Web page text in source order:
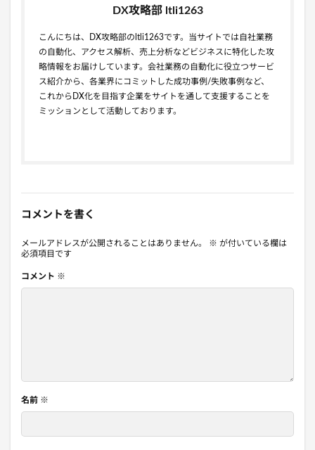
DX攻略部 ltli1263
こんにちは、DX攻略部のltli1263です。当サイトでは自社業務
の自動化、アクセス解析、売上分析などビジネスに特化した攻
略情報をお届けしています。会社業務の自動化に役立つサービ
ス紹介から、各業界にコミットした成功事例/失敗事例など、
これからDX化を目指す企業をサイトを通して支援することを
ミッションとして活動しております。
コメントを書く
メールアドレスが公開されることはありません。 ※ が付いている欄は
必須項目です
コメント ※
名前 ※